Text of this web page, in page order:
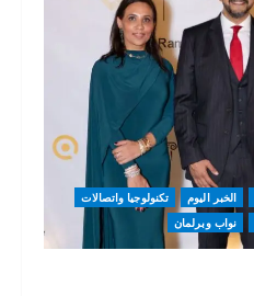
الخبر اليوم
تكنولوجيا واتصالات
نواب وبرلمان